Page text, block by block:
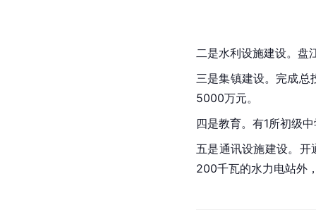
二是水利设施建设。 盘
三是集镇建设。完成总
5000万元。
四是教育。有1所初级
五是通讯设施建设。开
200千瓦的水力电站外